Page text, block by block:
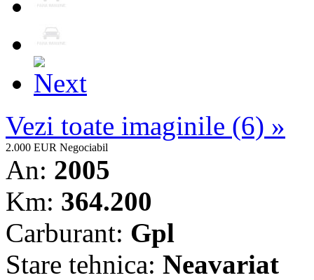
Vezi toate imaginile (6) »
2.000 EUR Negociabil
An: 2005
Km: 364.200
Carburant: Gpl
Stare tehnica: Neavariat